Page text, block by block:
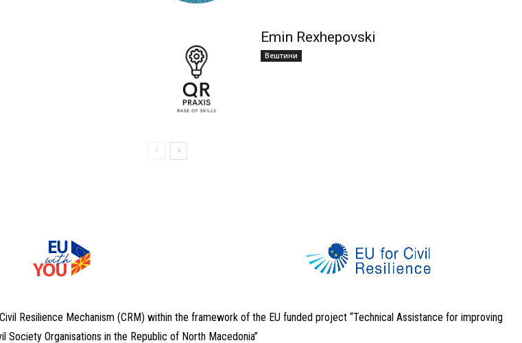
Emin Rexhepovski
Вештини
Resilience Mechanism (CRM) within the framework of the EU funded project “Technical Assistance for improving
Society Organisations in the Republic of North Macedonia”